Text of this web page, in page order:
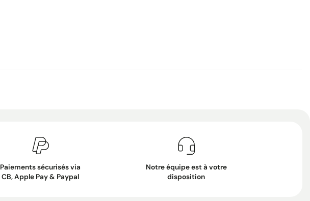
Paiements sécurisés via
CB, Apple Pay & Paypal
Notre équipe est à votre
disposition